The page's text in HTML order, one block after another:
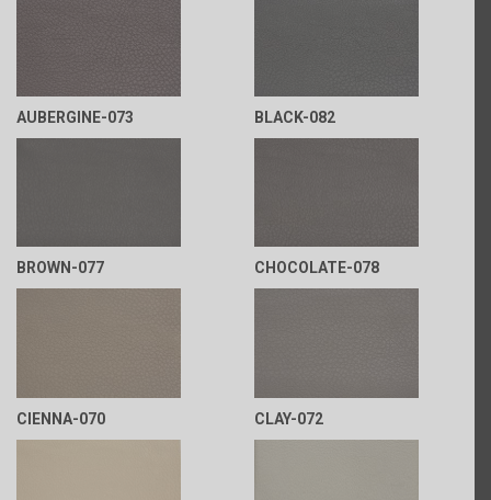
AUBERGINE-073 BLACK-082
BROWN-077 CHOCOLATE-078
CIENNA-070 CLAY-072